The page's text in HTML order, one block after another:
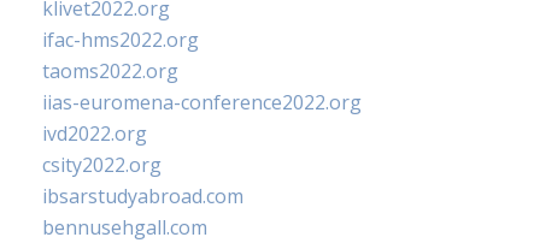
klivet2022.org
ifac-hms2022.org
taoms2022.org
iias-euromena-conference2022.org
ivd2022.org
csity2022.org
ibsarstudyabroad.com
bennusehgall.com